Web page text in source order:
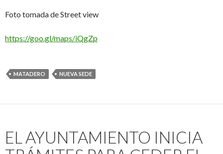
Foto tomada de Street view
https://goo.gl/maps/iQgZp
MATADERO NUEVA SEDE
EL AYUNTAMIENTO INICIA